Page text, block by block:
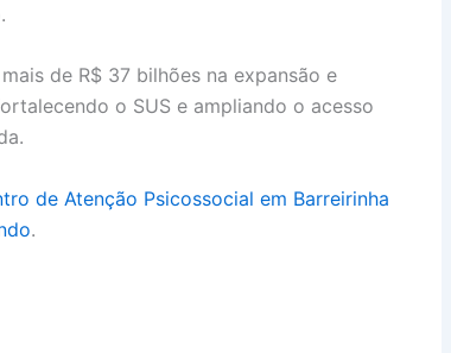
de R$ 37 bilhões na expansão e
o SUS e ampliando o acesso
de Atenção Psicossocial em Barreirinha
.